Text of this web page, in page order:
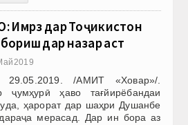
Имрӯз дар Тоҷикистон
дар назар аст
2019
/АМИТ «Ховар»/.
ҷумҳурӣ ҳаво тағйирёбандаи
ҳарорат дар шаҳри Душанбе
мерасад. Дар ин бора аз